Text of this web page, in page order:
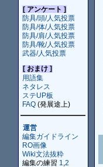
[ アンケート ]
防具/頭/人気投票
防具/体/人気投票
防具/肩/人気投票
防具/靴/人気投票
武器/人気投票
[ おまけ ]
用語集
ネタレス
ステUP板
FAQ(発展途上)
運営
編集ガイドライン
RO画像
Wiki文法抜粋
編集の練習 1 2